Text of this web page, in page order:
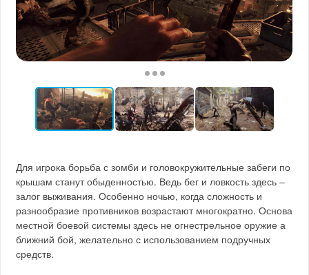
Для игрока борьба с зомби и головокружительные забеги по
крышам станут обыденностью. Ведь бег и ловкость здесь –
залог выживания. Особенно ночью, когда сложность и
разнообразие противников возрастают многократно. Основа
местной боевой системы здесь не огнестрельное оружие а
ближний бой, желательно с использованием подручных
средств.